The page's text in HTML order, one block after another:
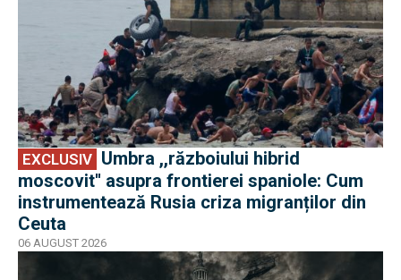
EXCLUSIV
moscovit'' asupra frontierei spaniole: Cum
instrumentează Rusia criza migranților din
Ceuta
06 AUGUST 2026